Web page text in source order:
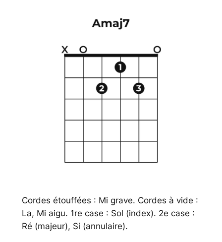
Cordes étouffées : Mi grave. Cordes à vide :
La, Mi aigu. 1re case : Sol (index). 2e case :
Ré (majeur), Si (annulaire).